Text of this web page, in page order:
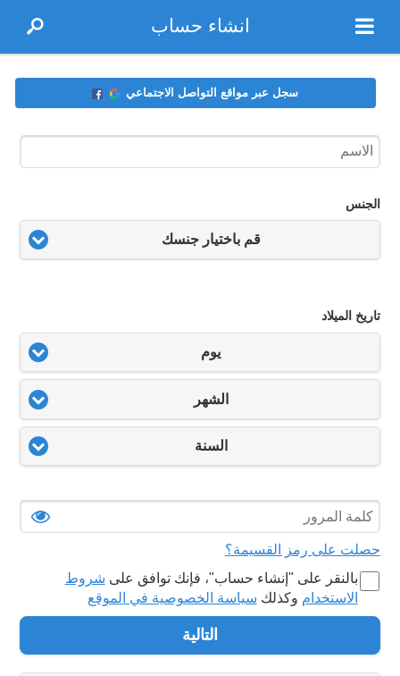
انشاء حساب
سجل عبر مواقع التواصل الاجتماعي
الجنس
قم باختيار جنسك
تاريخ الميلاد
يوم
الشهر
السنة
حصلت على رمز القسيمة؟
بالنقر على "‏إنشاء حساب‏"، فإنك توافق على شروط
الاستخدام وكذلك سياسة الخصوصية في الموقع
التالية